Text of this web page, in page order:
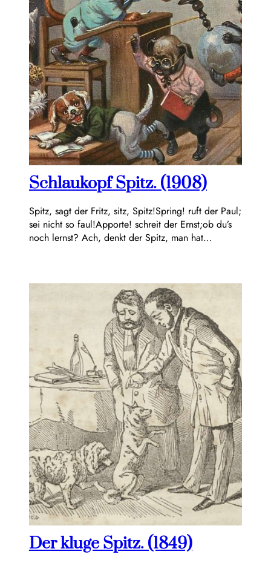
Schlaukopf Spitz. (1908)
Spitz, sagt der Fritz, sitz, Spitz!Spring! ruft der Paul;
sei nicht so faul!Apporte! schreit der Ernst;ob du’s
noch lernst? Ach, denkt der Spitz, man hat…
Der kluge Spitz. (1849)